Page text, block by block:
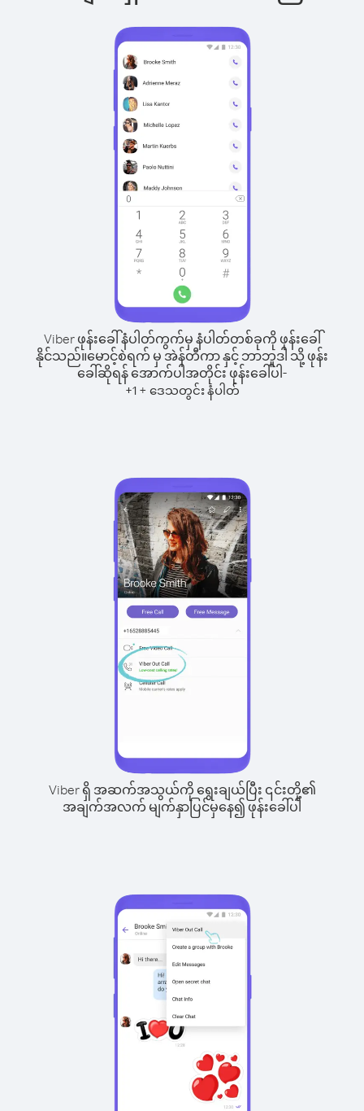
Viber ဖုန်းခေါ်နံပါတ်ကွက်မှ နံပါတ်တစ်ခုကို ဖုန်းခေါ်
နိုင်သည်။မောင့်စဲရက် မှ အဲန်တီကာ နှင့် ဘာဘူဒါ သို့ ဖုန်း
ခေါ်ဆိုရန် အောက်ပါအတိုင်း ဖုန်းခေါ်ပါ-
+1+ ဒေသတွင်း နံပါတ်
Viber ရှိ အဆက်အသွယ်ကို ရွေးချယ်ပြီး ၎င်းတို့၏
အချက်အလက် မျက်နှာပြင်မှနေ၍ ဖုန်းခေါ်ပါ